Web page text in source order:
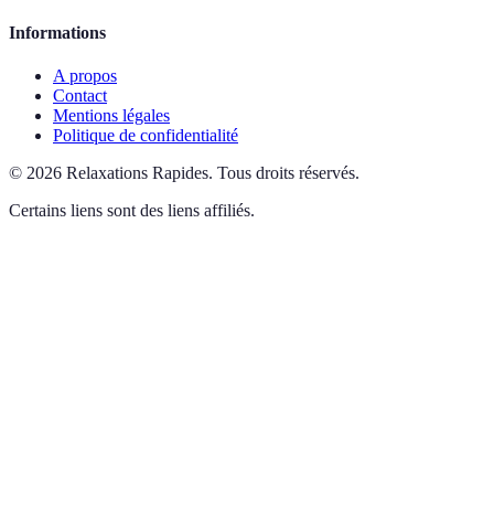
Informations
A propos
Contact
Mentions légales
Politique de confidentialité
© 2026 Relaxations Rapides. Tous droits réservés.
Certains liens sont des liens affiliés.